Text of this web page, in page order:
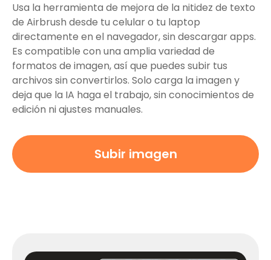
Usa la herramienta de mejora de la nitidez de texto
de Airbrush desde tu celular o tu laptop
directamente en el navegador, sin descargar apps.
Es compatible con una amplia variedad de
formatos de imagen, así que puedes subir tus
archivos sin convertirlos. Solo carga la imagen y
deja que la IA haga el trabajo, sin conocimientos de
edición ni ajustes manuales.
Subir imagen